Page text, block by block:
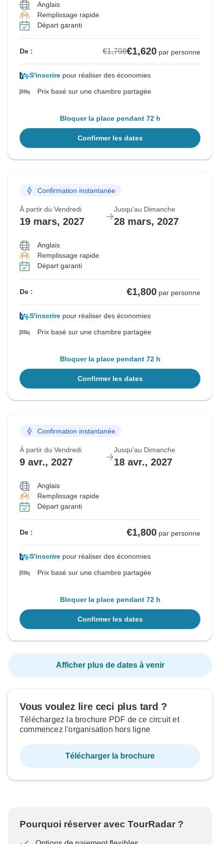
Anglais
Remplissage rapide
Départ garanti
De : €1,798€1,620 par personne
S'inscrire pour réaliser des économies
Prix basé sur une chambre partagée
Bloquer la place pendant 72 h
Confirmer les dates
Confirmation instantanée
À partir du Vendredi
19 mars, 2027
Jusqu'au Dimanche
28 mars, 2027
Anglais
Remplissage rapide
Départ garanti
De : €1,800 par personne
S'inscrire pour réaliser des économies
Prix basé sur une chambre partagée
Bloquer la place pendant 72 h
Confirmer les dates
Confirmation instantanée
À partir du Vendredi
9 avr., 2027
Jusqu'au Dimanche
18 avr., 2027
Anglais
Remplissage rapide
Départ garanti
De : €1,800 par personne
S'inscrire pour réaliser des économies
Prix basé sur une chambre partagée
Bloquer la place pendant 72 h
Confirmer les dates
Afficher plus de dates à venir
Vous voulez lire ceci plus tard ?
Téléchargez la brochure PDF de ce circuit et
commencez l'organisation hors ligne
Télécharger la brochure
Pourquoi réserver avec TourRadar ?